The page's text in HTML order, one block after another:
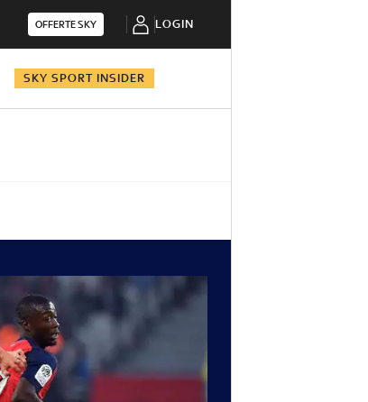
OFFERTE SKY LOGIN
SKY SPORT INSIDER